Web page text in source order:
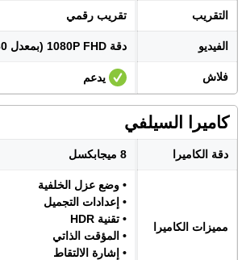
التقريب تقريب رقمي
الفيديو دقة 1080P FHD (بمعدل 30 إطار)
فلاش يدعم
كاميرا السيلفي
دقة الكاميرا 8 ميجابكسل
مميزات الكاميرا
• وضع عزل الخلفية
• إعدادات التجميل
• تقنية HDR
• المؤقت الذاتي
• إشارة الالتقاط